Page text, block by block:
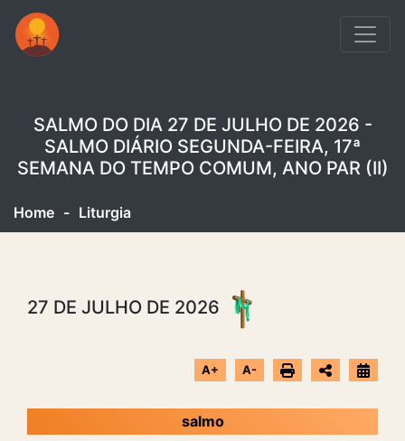
SALMO DO DIA 27 DE JULHO DE 2026 -
SALMO DIÁRIO SEGUNDA-FEIRA, 17ª
SEMANA DO TEMPO COMUM, ANO PAR (II)
Home - Liturgia
27 DE JULHO DE 2026
A+ A-
salmo